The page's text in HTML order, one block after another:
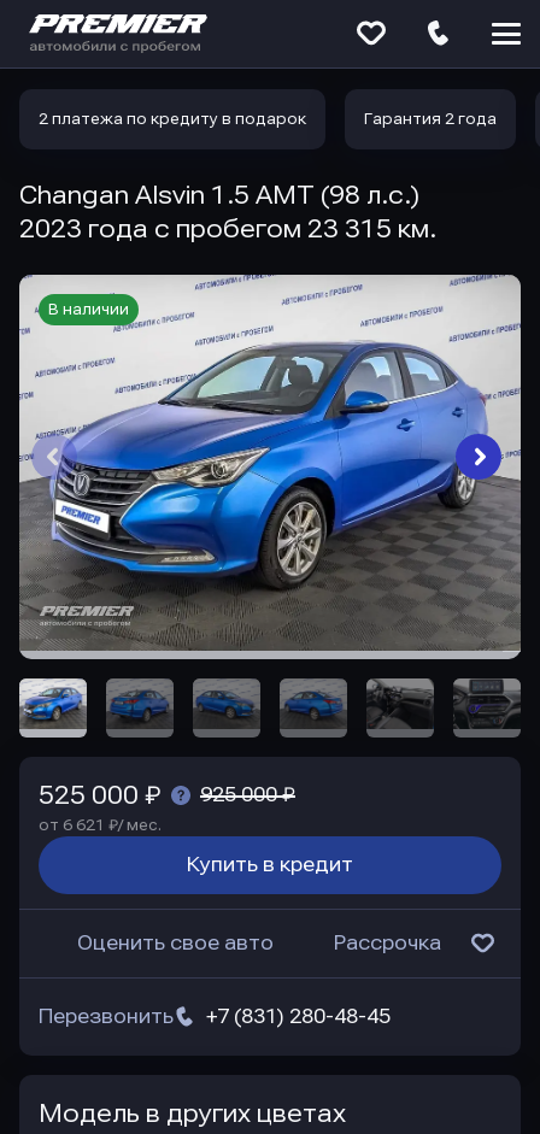
2 платежа по кредиту в подарок Гарантия 2 года
Changan Alsvin 1.5 AMT (98 л.с.)
2023 года с пробегом 23 315 км.
В наличии
525 000 ₽ 925 000 ₽
от 6 621 ₽/ мес.
Купить в кредит
Оценить свое авто Рассрочка
+7 (831) 280-48-45
Перезвонить
Модель в других цветах